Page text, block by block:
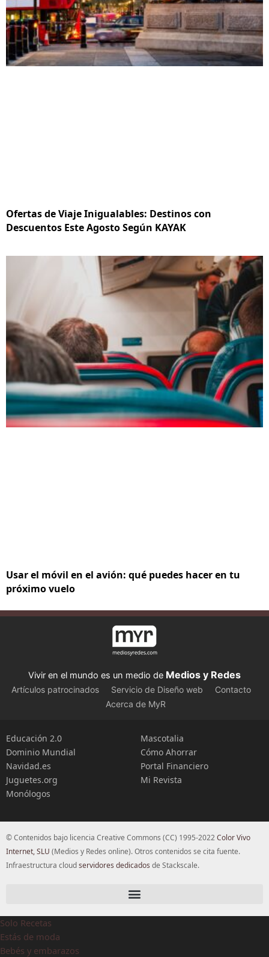
Ofertas de Viaje Inigualables: Destinos con
Descuentos Este Agosto Según KAYAK
Usar el móvil en el avión: qué puedes hacer en tu
próximo vuelo
Vivir en el mundo es un medio de Medios y Redes
Artículos patrocinados Servicio de Diseño web
Contacto
Acerca de MyR
Educación 2.0
Dominio Mundial
Navidad.es
Juguetes.org
Monólogos
Mascotalia
Cómo Ahorrar
Portal Financiero
Mi Revista
© Contenidos bajo licencia Creative Commons (CC) 1995-2022Color Vivo
Internet, SLU (Medios y Redes online). Otros contenidos se cita fuente.
Infraestructura cloudservidores dedicados de Stackscale.
Solo Recetas
Estás de moda
Bebés y embarazos